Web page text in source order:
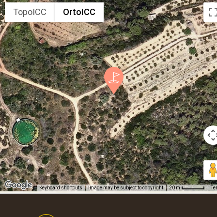
TopoICC OrtoICC
Keyboard shortcuts Image may be subject to copyright 20 m